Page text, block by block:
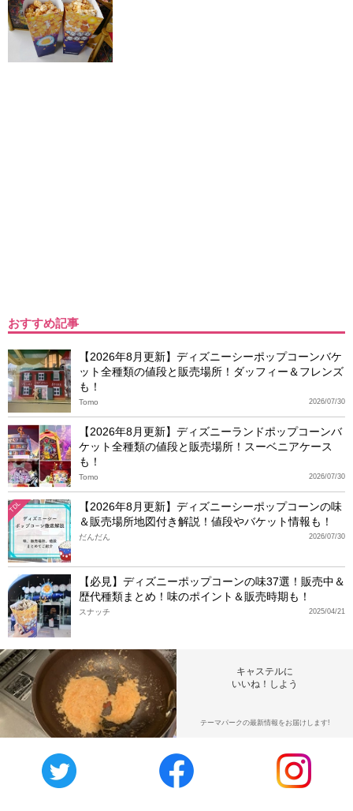
おすすめ記事
【2026年8月更新】ディズニーシーポップコーンバケ
ット全種類の値段と販売場所！ダッフィー＆フレンズ
も！
2026/07/30
Tomo
【2026年8月更新】ディズニーランドポップコーンバ
ケット全種類の値段と販売場所！スーベニアケース
も！
2026/07/30
Tomo
TDL
【2026年8月更新】ディズニーシーポップコーンの味
＆販売場所地図付き解説！値段やバケット情報も！
2026/07/30
だんだん
【必見】ディズニーポップコーンの味37選！販売中＆
歴代種類まとめ！味のポイント＆販売時期も！
2025/04/21
スナッチ
キャステルに
いいね！しよう
テーマパークの最新情報をお届けします!